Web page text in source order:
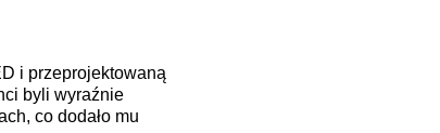
i przeprojektowaną
byli wyraźnie
co dodało mu